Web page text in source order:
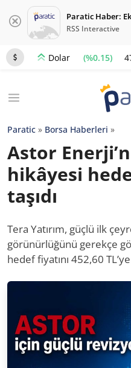
Paratic Haber:
RSS Interactive
Dolar (%0.15)
Paratic » Borsa Haberleri »
Astor
hikâyesi
taşıdı
Tera Yatırım, güçlü ilk
görünürlüğünü gerekçe
hedef fiyatını 452,60